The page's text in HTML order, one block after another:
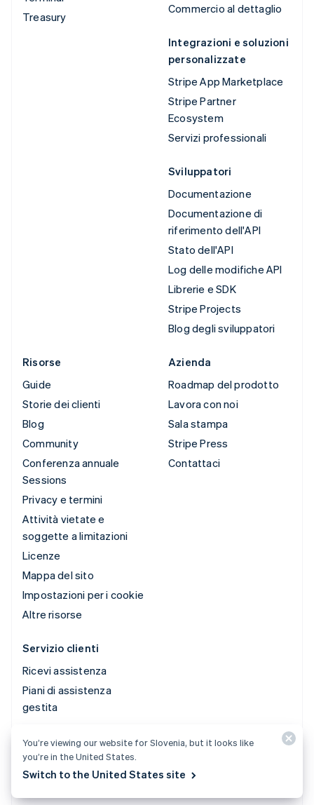
Treasury
Commercio al dettaglio
Integrazioni e soluzioni
personalizzate
Stripe App Marketplace
Stripe Partner
Ecosystem
Servizi professionali
Sviluppatori
Documentazione
Documentazione di
riferimento dell'API
Stato dell'API
Log delle modifiche API
Librerie e SDK
Stripe Projects
Blog degli sviluppatori
Risorse
Guide
Storie dei clienti
Blog
Community
Conferenza annuale
Sessions
Privacy e termini
Attività vietate e
soggette a limitazioni
Licenze
Mappa del sito
Impostazioni per i cookie
Altre risorse
Azienda
Roadmap del prodotto
Lavora con noi
Sala stampa
Stripe Press
Contattaci
Servizio clienti
Ricevi assistenza
Piani di assistenza
gestita
© 2026 Stripe, LLC
You’re viewing our website for Slovenia, but it looks like
you’re in the United States.
Switch to the United States site